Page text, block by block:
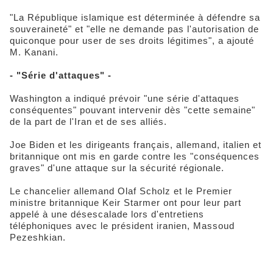
"La République islamique est déterminée à défendre sa
souveraineté" et "elle ne demande pas l'autorisation de
quiconque pour user de ses droits légitimes", a ajouté
M. Kanani.
- "Série d'attaques" -
Washington a indiqué prévoir "une série d'attaques
conséquentes" pouvant intervenir dès "cette semaine"
de la part de l'Iran et de ses alliés.
Joe Biden et les dirigeants français, allemand, italien et
britannique ont mis en garde contre les "conséquences
graves" d'une attaque sur la sécurité régionale.
Le chancelier allemand Olaf Scholz et le Premier
ministre britannique Keir Starmer ont pour leur part
appelé à une désescalade lors d'entretiens
téléphoniques avec le président iranien, Massoud
Pezeshkian.